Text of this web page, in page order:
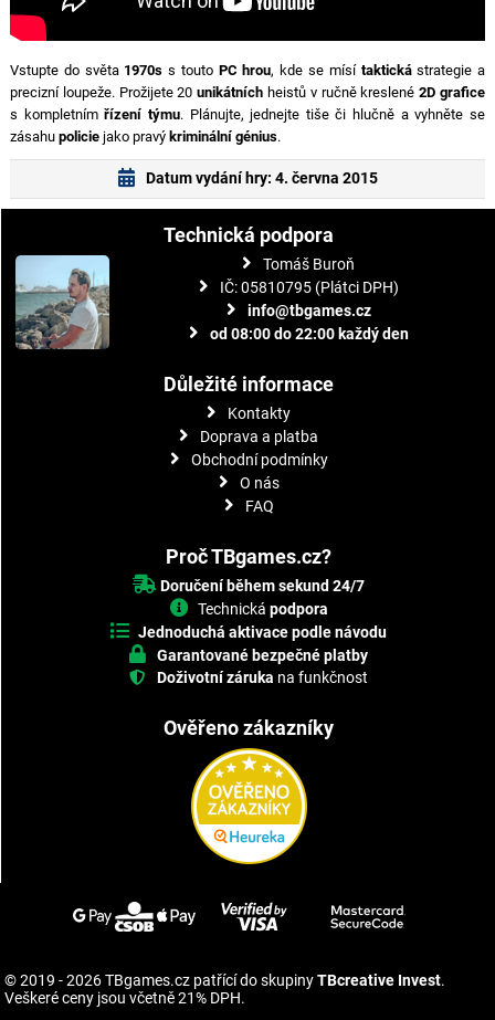
Vstupte do světa 1970s s touto PC hrou, kde se mísí taktickástrategie a
precizní loupeže. Prožijete 20unikátních heistů v ručně kreslené2D grafice
s kompletnímřízení týmu. Plánujte, jednejte tiše či hlučně a vyhněte se
zásahu policiejako pravý kriminální génius.
Datum vydání hry: 4. června 2015
Technická podpora
Tomáš Buroň
IČ: 05810795 (Plátci DPH)
info@tbgames.cz
od 08:00 do 22:00 každý den
Důležité informace
Kontakty
Doprava a platba
Obchodní podmínky
O nás
FAQ
Proč TBgames.cz?
Doručení během sekund 24/7
Technická podpora
Jednoduchá aktivace podle návodu
Garantované bezpečné platby
Doživotní záruka na funkčnost
Ověřeno zákazníky
© 2019 - 2026 TBgames.cz patřící do skupinyTBcreative Invest.
Veškeré ceny jsou včetně 21% DPH.